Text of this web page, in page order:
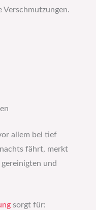
Verschmutzungen.
allem bei tief
fährt, merkt
und
sorgt für: